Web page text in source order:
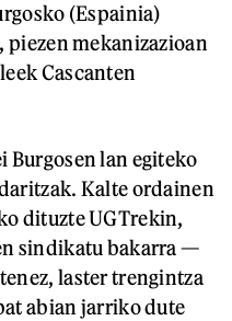
(Espainia)
mekanizazioan
Cascanten
Burgosen lan egiteko
Kalte ordainen
dituzte UGTrekin,
sindikatu bakarra —
laster trengintza
abian jarriko dute